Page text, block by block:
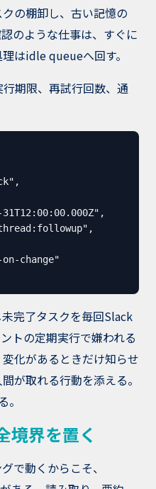
の棚卸し、古い記憶の
のような仕事は、すぐに
はidle queueへ回す。
期限、再試行回数、通
change"
完了タスクを毎回Slack
トの定期実行で嫌われる
化があるときだけ知らせ
が取れる行動を添える。
界を置く
で動くからこそ、